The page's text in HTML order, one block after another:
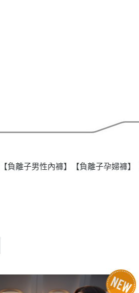
【負離子男性內褲】 【負離子孕婦褲】